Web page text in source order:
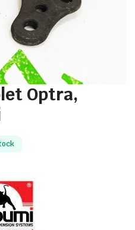
Optra,